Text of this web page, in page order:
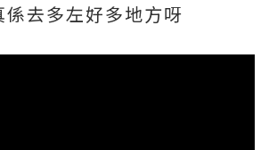
去多左好多地方呀